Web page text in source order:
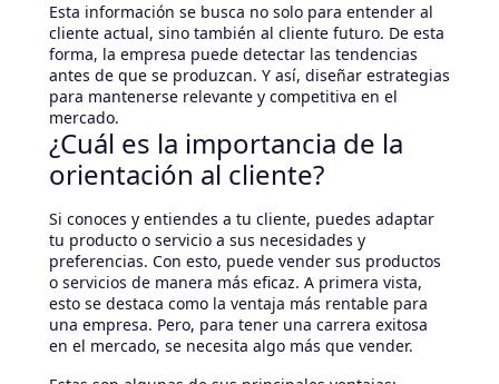
Esta información se busca no solo para entender al
cliente actual, sino también al cliente futuro. De esta
forma, la empresa puede detectar las tendencias
antes de que se produzcan. Y así, diseñar estrategias
para mantenerse relevante y competitiva en el
mercado.
¿Cuál es la importancia de la
orientación al cliente?
Si conoces y entiendes a tu cliente, puedes adaptar
tu producto o servicio a sus necesidades y
preferencias. Con esto, puede vender sus productos
o servicios de manera más eficaz. A primera vista,
esto se destaca como la ventaja más rentable para
una empresa. Pero, para tener una carrera exitosa
en el mercado, se necesita algo más que vender.